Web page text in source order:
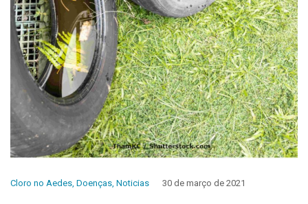
Cloro no Aedes, Doenças, Noticias 30 de março de 2021